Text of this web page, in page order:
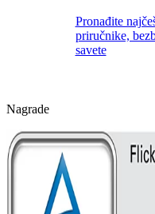
Pronađite
priručnike,
savete
Nagrade